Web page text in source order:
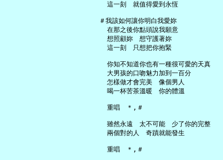
     這一刻　就值得愛到永恆
   ＃我該如何讓你明白我愛妳
     在那之後你點頭說我願意
     想照顧妳　想守護著妳
     這一刻　只想把你抱緊
     你知不知道你也有一種很可愛的天真
     大男孩的口吻魅力加到一百分
     怎樣做才會完美　像個男人
     喝一杯苦茶溫暖　你的體溫
     重唱　＊,＃
     雖然永遠　太不可能　少了你的完整
     兩個對的人　奇蹟就能發生
     重唱　＊,＃